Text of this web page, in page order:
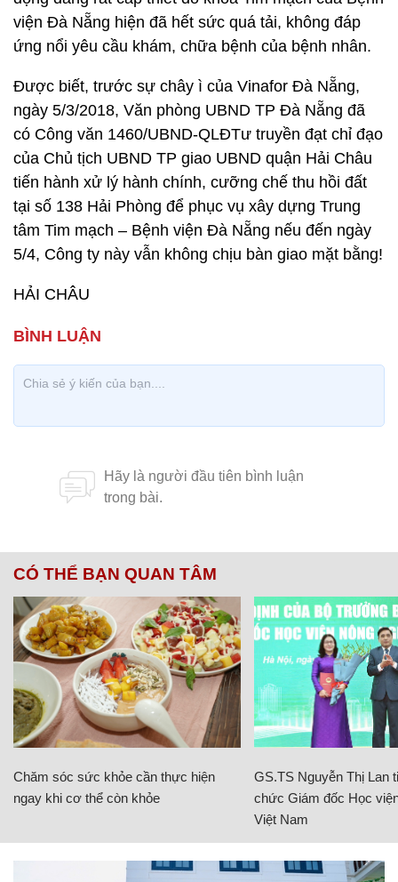
viện Đà Nẵng hiện đã hết sức quá tải, không đáp
ứng nổi yêu cầu khám, chữa bệnh của bệnh nhân.
Được biết, trước sự chây ì của Vinafor Đà Nẵng,
ngày 5/3/2018, Văn phòng UBND TP Đà Nẵng đã
có Công văn 1460/UBND-QLĐTư truyền đạt chỉ đạo
của Chủ tịch UBND TP giao UBND quận Hải Châu
tiến hành xử lý hành chính, cưỡng chế thu hồi đất
tại số 138 Hải Phòng để phục vụ xây dựng Trung
tâm Tim mạch – Bệnh viện Đà Nẵng nếu đến ngày
5/4, Công ty này vẫn không chịu bàn giao mặt bằng!
HẢI CHÂU
CÓ THỂ BẠN QUAN TÂM
Chăm sóc sức khỏe cần thực hiện
ngay khi cơ thể còn khỏe
GS.TS Nguyễn Thị Lan
chức Giám đốc Học
Việt Nam